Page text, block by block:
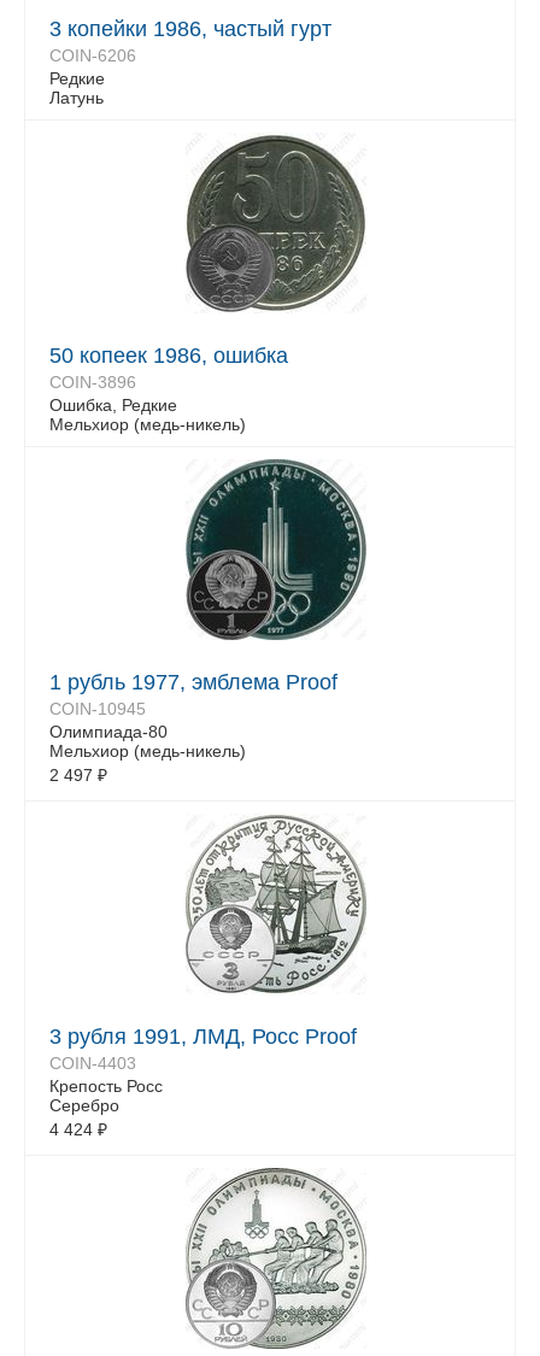
3 копейки 1986, частый гурт
COIN-6206
Редкие
Латунь
50 копеек 1986, ошибка
COIN-3896
Ошибка, Редкие
Мельхиор (медь-никель)
1 рубль 1977, эмблема Proof
COIN-10945
Олимпиада-80
Мельхиор (медь-никель)
2 497 ₽
3 рубля 1991, ЛМД, Росс Proof
COIN-4403
Крепость Росс
Серебро
4 424 ₽